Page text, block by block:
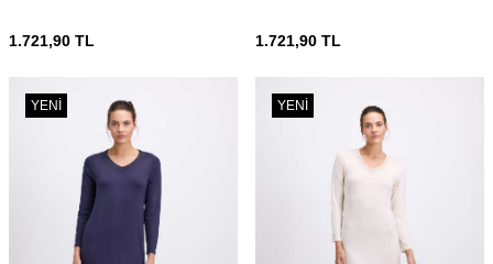
1.721,90 TL 1.721,90 TL
YENI YENI